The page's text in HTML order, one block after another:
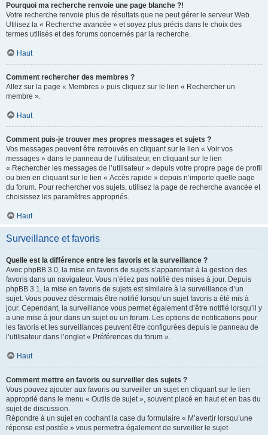
Pourquoi ma recherche renvoie une page blanche ?!
Votre recherche renvoie plus de résultats que ne peut gérer le serveur Web.
Utilisez la « Recherche avancée » et soyez plus précis dans le choix des
termes utilisés et des forums concernés par la recherche.
Haut
Comment rechercher des membres ?
Allez sur la page « Membres » puis cliquez sur le lien « Rechercher un
membre ».
Haut
Comment puis-je trouver mes propres messages et sujets ?
Vos messages peuvent être retrouvés en cliquant sur le lien « Voir vos
messages » dans le panneau de l’utilisateur, en cliquant sur le lien
« Rechercher les messages de l’utilisateur » depuis votre propre page de profil
ou bien en cliquant sur le lien « Accès rapide » depuis n’importe quelle page
du forum. Pour rechercher vos sujets, utilisez la page de recherche avancée et
choisissez les paramètres appropriés.
Haut
Surveillance et favoris
Quelle est la différence entre les favoris et la surveillance ?
Avec phpBB 3.0, la mise en favoris de sujets s’apparentait à la gestion des
favoris dans un navigateur. Vous n’étiez pas notifié des mises à jour. Depuis
phpBB 3.1, la mise en favoris de sujets est similaire à la surveillance d’un
sujet. Vous pouvez désormais être notifié lorsqu’un sujet favoris a été mis à
jour. Cependant, la surveillance vous permet également d’être notifié lorsqu’il y
a une mise à jour dans un sujet ou un forum. Les options de notifications pour
les favoris et les surveillances peuvent être configurées depuis le panneau de
l’utilisateur dans l’onglet « Préférences du forum ».
Haut
Comment mettre en favoris ou surveiller des sujets ?
Vous pouvez ajouter aux favoris ou surveiller un sujet en cliquant sur le lien
approprié dans le menu « Outils de sujet », souvent placé en haut et en bas du
sujet de discussion.
Répondre à un sujet en cochant la case du formulaire « M’avertir lorsqu’une
réponse est postée » vous permettra également de surveiller le sujet.